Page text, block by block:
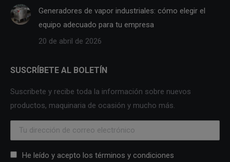
Generadores de vapor industriales: cómo elegir el
equipo adecuado para tu empresa
20 de abril de 2026
SUSCRÍBETE AL BOLETÍN
Suscribete y recibe toda la información sobre nuevos
productos, maquinaria de ocasión y mucho más.
He leído y acepto los términos y condiciones